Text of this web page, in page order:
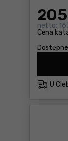
Cena
205
netto:
U